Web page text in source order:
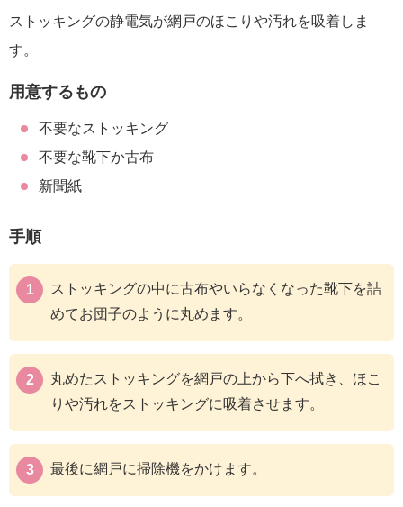
ストッキングの静電気が網戸のほこりや汚れを吸着しま
す。
用意するもの
不要なストッキング
不要な靴下か古布
新聞紙
手順
ストッキングの中に古布やいらなくなった靴下を詰
めてお団子のように丸めます。
丸めたストッキングを網戸の上から下へ拭き、ほこ
りや汚れをストッキングに吸着させます。
最後に網戸に掃除機をかけます。